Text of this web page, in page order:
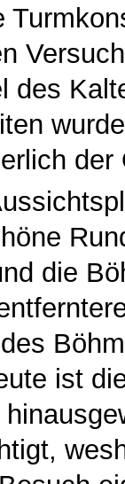
des
die
ist